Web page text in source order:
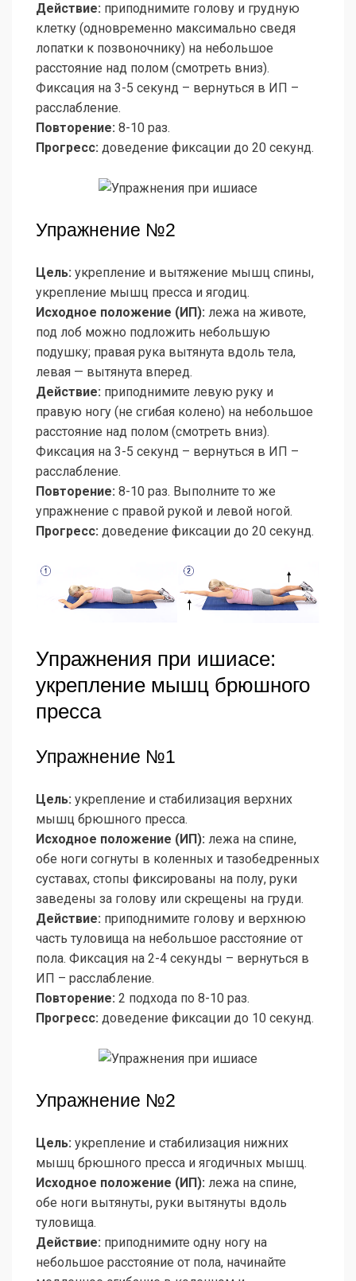
Действие: приподнимите голову и грудную
клетку (одновременно максимально сведя
лопатки к позвоночнику) на небольшое
расстояние над полом (смотреть вниз).
Фиксация на 3-5 секунд – вернуться в ИП –
расслабление.
Повторение: 8-10 раз.
Прогресс: доведение фиксации до 20 секунд.
Упражнение №2
Цель: укрепление и вытяжение мышц спины,
укрепление мышц пресса и ягодиц.
Исходное положение (ИП): лежа на животе,
под лоб можно подложить небольшую
подушку; правая рука вытянута вдоль тела,
левая — вытянута вперед.
Действие: приподнимите левую руку и
правую ногу (не сгибая колено) на небольшое
расстояние над полом (смотреть вниз).
Фиксация на 3-5 секунд – вернуться в ИП –
расслабление.
Повторение: 8-10 раз. Выполните то же
упражнение с правой рукой и левой ногой.
Прогресс: доведение фиксации до 20 секунд.
Упражнения при ишиасе:
укрепление мышц брюшного
пресса
Упражнение №1
Цель: укрепление и стабилизация верхних
мышц брюшного пресса.
Исходное положение (ИП): лежа на спине,
обе ноги согнуты в коленных и тазобедренных
суставах, стопы фиксированы на полу, руки
заведены за голову или скрещены на груди.
Действие: приподнимите голову и верхнюю
часть туловища на небольшое расстояние от
пола. Фиксация на 2-4 секунды – вернуться в
ИП – расслабление.
Повторение: 2 подхода по 8-10 раз.
Прогресс: доведение фиксации до 10 секунд.
Упражнение №2
Цель: укрепление и стабилизация нижних
мышц брюшного пресса и ягодичных мышц.
Исходное положение (ИП): лежа на спине,
обе ноги вытянуты, руки вытянуты вдоль
туловища.
Действие: приподнимите одну ногу на
небольшое расстояние от пола, начинайте